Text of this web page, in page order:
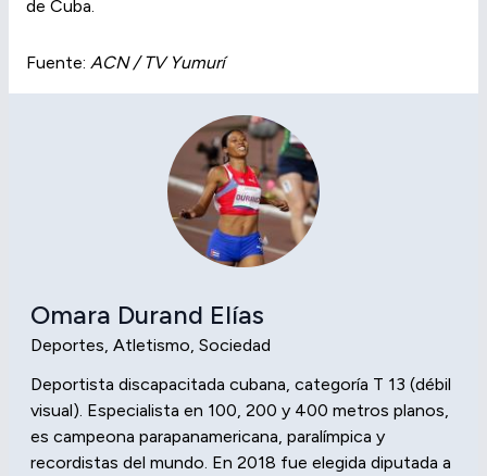
de Cuba.
Fuente: ACN / TV Yumurí
Omara Durand Elías
Deportes, Atletismo, Sociedad
Deportista discapacitada cubana, categoría T 13 (débil
visual). Especialista en 100, 200 y 400 metros planos,
es campeona parapanamericana, paralímpica y
recordistas del mundo. En 2018 fue elegida diputada a